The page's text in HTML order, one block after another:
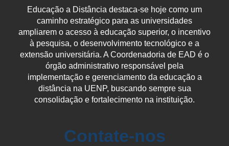
Educação a Distância destaca-se hoje como um
caminho estratégico para as universidades
ampliarem o acesso à educação superior, o incentivo
à pesquisa, o desenvolvimento tecnológico e a
extensão universitária. A Coordenadoria de EAD é o
órgão administrativo responsável pela
implementação e gerenciamento da educação a
distância na UENP, buscando sempre sua
consolidação e fortalecimento na instituição.
Contate-nos